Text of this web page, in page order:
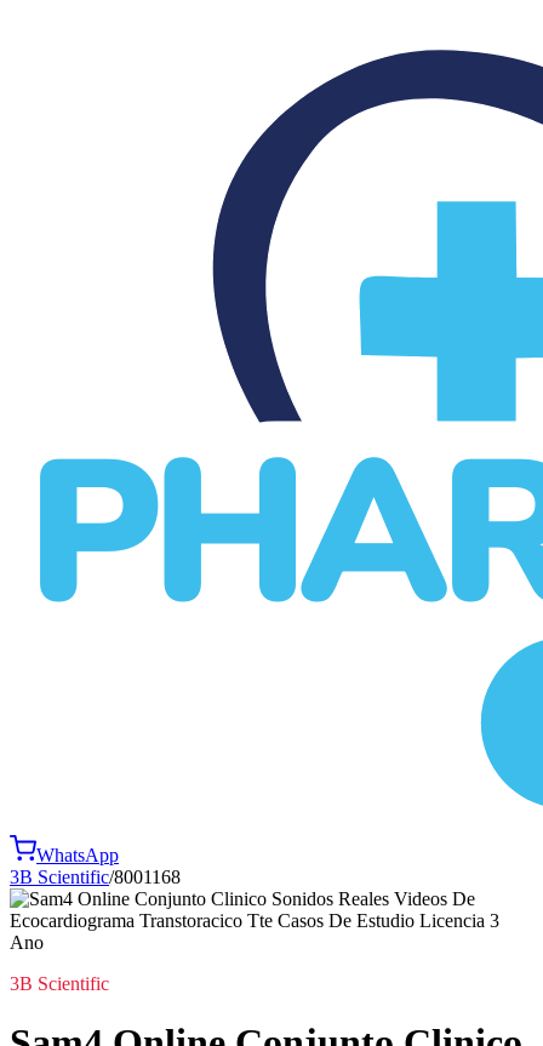
WhatsApp
3B Scientific/8001168
3B Scientific